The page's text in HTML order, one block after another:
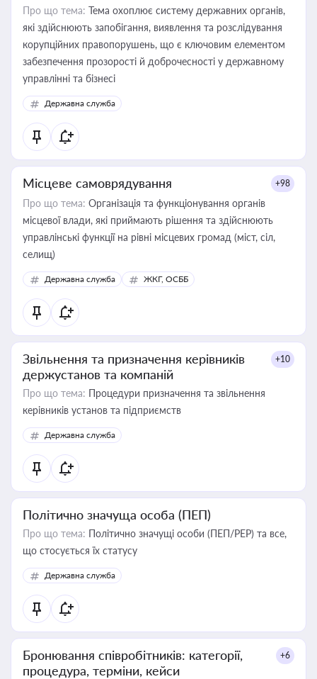
Про що тема: Тема охоплює систему державних органів,
які здійснюють запобігання, виявлення та розслідування
корупційних правопорушень, що є ключовим елементом
забезпечення прозорості й доброчесності у державному
управлінні та бізнесі
Державна служба
Місцеве самоврядування +98
Про що тема: Організація та функціонування органів
місцевої влади, які приймають рішення та здійснюють
управлінські функції на рівні місцевих громад (міст, сіл,
селищ)
Державна служба ЖКГ, ОСББ
Звільнення та призначення керівників
держустанов та компаній
+10
Про що тема: Процедури призначення та звільнення
керівників установ та підприємств
Державна служба
Політично значуща особа (ПЕП)
Про що тема: Політично значущі особи (ПЕП/PEP) та все,
що стосується їх статусу
Державна служба
Бронювання співробітників: категорії,
процедура, терміни, кейси
+6